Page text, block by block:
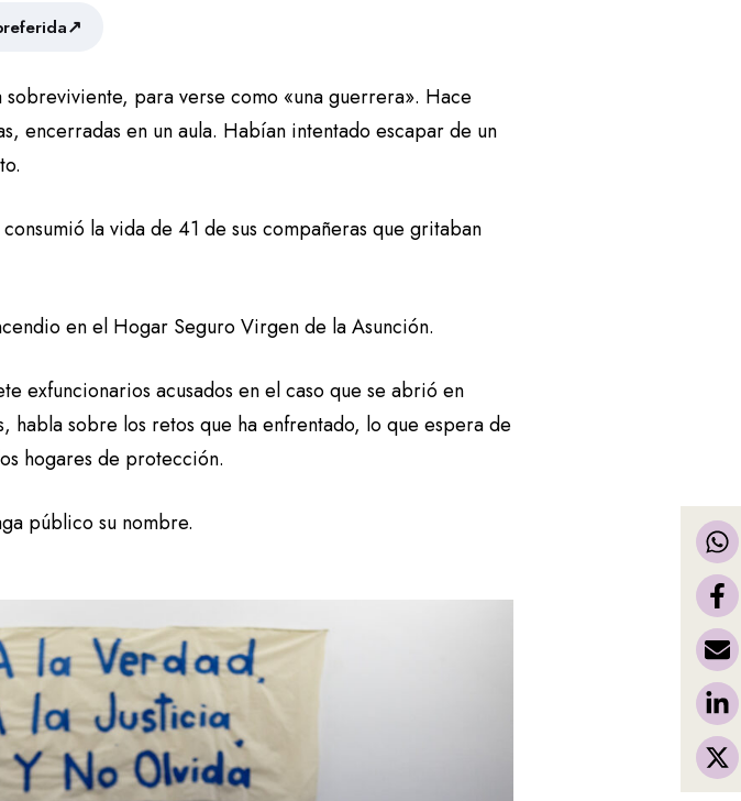
↗
para verse como «una guerrera». Hace
encerradas en un aula. Habían intentado escapar de un
la vida de 41 de sus compañeras que gritaban
en el Hogar Seguro Virgen de la Asunción.
exfuncionarios acusados en el caso que se abrió en
habla sobre los retos que ha enfrentado, lo que espera de
hogares de protección.
público su nombre.